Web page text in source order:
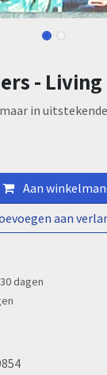
- Living
in
Aan
aan
dagen